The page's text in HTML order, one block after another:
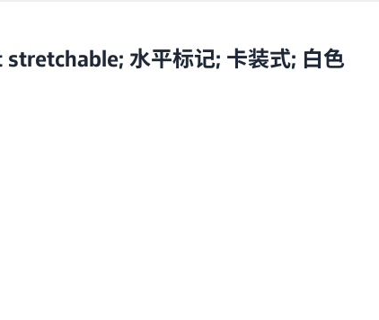
水平标记; 卡装式; 白色